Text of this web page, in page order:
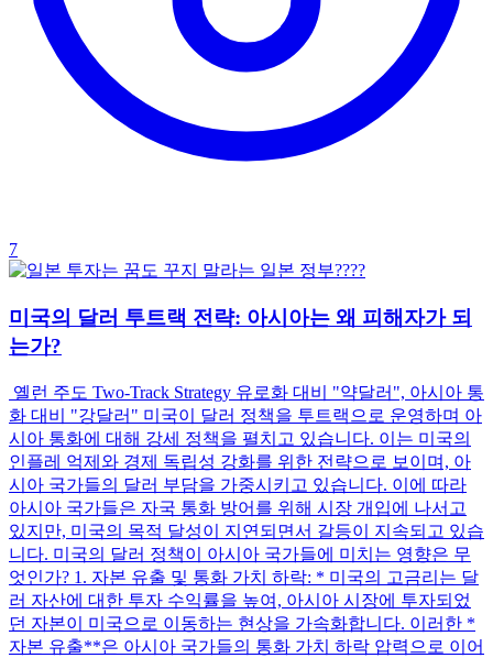
7
미국의 달러 투트랙 전략: 아시아는 왜 피해자가 되
는가?
옐런 주도 Two-Track Strategy 유로화 대비 "약달러", 아시아 통
화 대비 "강달러" 미국이 달러 정책을 투트랙으로 운영하며 아
시아 통화에 대해 강세 정책을 펼치고 있습니다. 이는 미국의
인플레 억제와 경제 독립성 강화를 위한 전략으로 보이며, 아
시아 국가들의 달러 부담을 가중시키고 있습니다. 이에 따라
아시아 국가들은 자국 통화 방어를 위해 시장 개입에 나서고
있지만, 미국의 목적 달성이 지연되면서 갈등이 지속되고 있습
니다. 미국의 달러 정책이 아시아 국가들에 미치는 영향은 무
엇인가? 1. 자본 유출 및 통화 가치 하락: * 미국의 고금리는 달
러 자산에 대한 투자 수익률을 높여, 아시아 시장에 투자되었
던 자본이 미국으로 이동하는 현상을 가속화합니다. 이러한 *
자본 유출**은 아시아 국가들의 통화 가치 하락 압력으로 이어